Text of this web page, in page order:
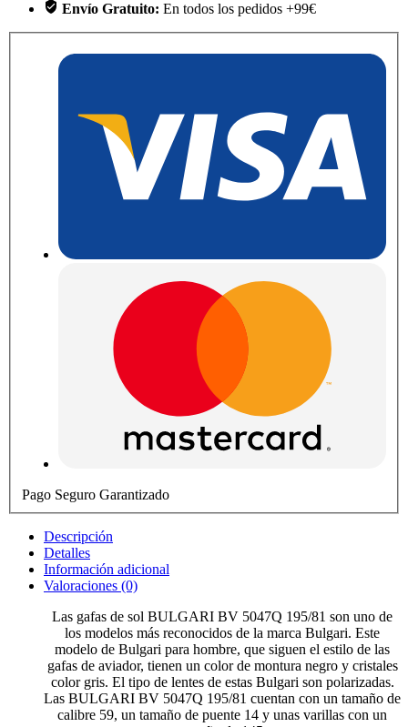
Envío Gratuito: En todos los pedidos +99€
Pago Seguro Garantizado
Descripción
Detalles
Información adicional
Valoraciones (0)
Las gafas de sol BULGARI BV 5047Q 195/81 son uno de
los modelos más reconocidos de la marca Bulgari. Este
modelo de Bulgari para hombre, que siguen el estilo de las
gafas de aviador, tienen un color de montura negro y cristales
color gris. El tipo de lentes de estas Bulgari son polarizadas.
Las BULGARI BV 5047Q 195/81 cuentan con un tamaño de
calibre 59, un tamaño de puente 14 y unas varillas con un